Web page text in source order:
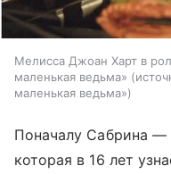
Мелисса Джоан Харт в
маленькая ведьма»
маленькая ведьма»
Поначалу Сабрина —
которая в 16 лет